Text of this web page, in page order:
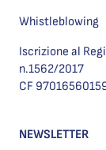
Whistleblowing
Iscrizione al
n.1562/2017
CF
NEWSLETTER